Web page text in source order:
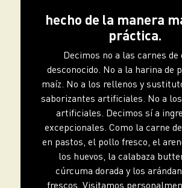
hecho de la manera
práctica.
Decimos no a las carnes de
desconocido. No a la harina de
maíz. No a los rellenos y
saborizantes artificiales. No a
artificiales. Decimos sí a
excepcionales. Como la carne
en pastos, el pollo fresco, el
los huevos, la calabaza
cúrcuma dorada y los
frescos. Visitamos